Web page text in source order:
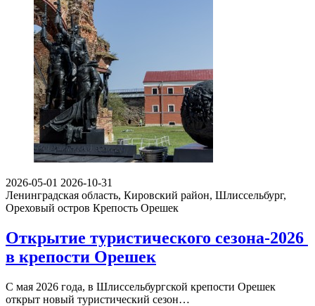
2026-05-01 2026-10-31
Ленинградская область, Кировский район, Шлиссельбург,
Ореховый остров Крепость Орешек
Открытие туристического сезона-2026
в крепости Орешек
С мая 2026 года, в Шлиссельбургской крепости Орешек
открыт новый туристический сезон…